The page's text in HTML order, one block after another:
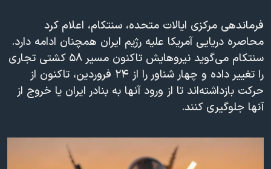
ویدیوها
فرهنگ و زندگی
حقوق شهروندی
اقتصادی
علم و فناوری
اسرائیل در جنگ
بایگانی برنامه‌های تلویزیونی
مستندها
انتخابات ریاست جمهوری آمریکا ۲۰۲۴
حمله جمهوری اسلامی به اسرائیل
رمز مهسا
ورزش زنان در ایران
اعتراضات زن، زندگی، آزادی
یادگیری زبان انگلیسی
دنبال کنید
فرماندهی مرکزی ایالات متحده، سنتکام، اعلام کرد
محاصره دریایی آمریکا علیه رژیم ایران همچنان ادامه دارد.
سنتکام می‌گوید نیروهایش تاکنون مسیر ۵۸ کشتی تجاری
را تغییر داده و چهار شناور را از ۲۴ فروردین، تاکنون از
حرکت بازداشته‌اند تا از ورود آنها به بنادر ایران یا خروج از
آنها جلوگیری کنند.